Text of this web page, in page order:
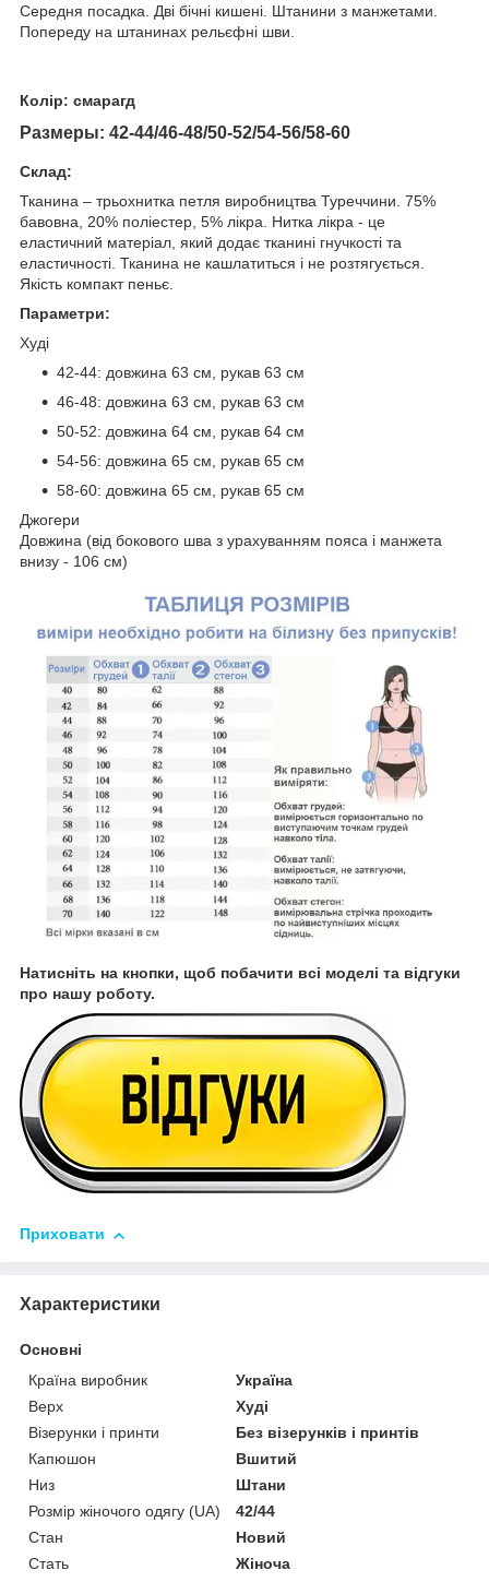
Середня посадка. Дві бічні кишені. Штанини з манжетами.
Попереду на штанинах рельєфні шви.
Колір: смарагд
Размеры: 42-44/46-48/50-52/54-56/58-60
Склад:
Тканина – трьохнитка петля виробництва Туреччини. 75%
бавовна, 20% поліестер, 5% лікра. Нитка лікра - це
еластичний матеріал, який додає тканині гнучкості та
еластичності. Тканина не кашлатиться і не розтягується.
Якість компакт пеньє.
Параметри:
Худі
42-44: довжина 63 см, рукав 63 см
46-48: довжина 63 см, рукав 63 см
50-52: довжина 64 см, рукав 64 см
54-56: довжина 65 см, рукав 65 см
58-60: довжина 65 см, рукав 65 см
Джогери
Довжина (від бокового шва з урахуванням пояса і манжета
внизу - 106 см)
Натисніть на кнопки, щоб побачити всі моделі та відгуки
про нашу роботу.
Приховати
Характеристики
Основні
Країна виробник
Україна
Верх
Худі
Візерунки і принти
Без візерунків і принтів
Капюшон
Вшитий
Низ
Штани
Розмір жіночого одягу (UA)
42/44
Стан
Новий
Стать
Жіноча